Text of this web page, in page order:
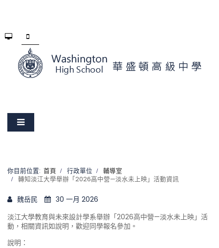
你目前位置: 首頁 行政單位
輔導室
轉知淡江大學舉辦「2026高中營—淡水未上映」活動資訊
魏岳民
30 一月 2026
淡江大學教育與未來設計學系舉辦「2026高中營—淡水未上映」活
動，相關資訊如說明，歡迎同學報名參加。
說明：